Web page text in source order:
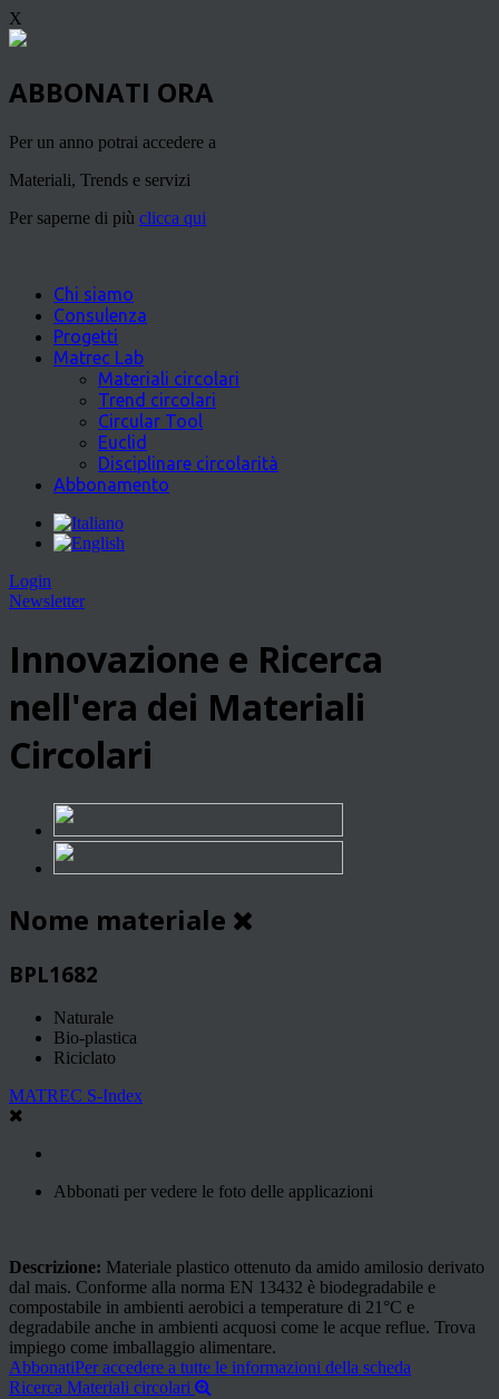
X
ABBONATI ORA
Per un anno potrai accedere a
Materiali, Trends e servizi
Per saperne di più clicca qui
Chi siamo
Consulenza
Progetti
Matrec Lab
Materiali circolari
Trend circolari
Circular Tool
Euclid
Disciplinare circolarità
Abbonamento
Login
Newsletter
Innovazione e Ricerca
nell'era dei Materiali
Circolari
Nome materiale
BPL1682
Naturale
Bio-plastica
Riciclato
MATREC S-Index
Abbonati per vedere le foto delle applicazioni
Descrizione: Materiale plastico ottenuto da amido amilosio derivato
dal mais. Conforme alla norma EN 13432 è biodegradabile e
compostabile in ambienti aerobici a temperature di 21°C e
degradabile anche in ambienti acquosi come le acque reflue. Trova
impiego come imballaggio alimentare.
AbbonatiPer accedere a tutte le informazioni della scheda
Ricerca Materiali circolari